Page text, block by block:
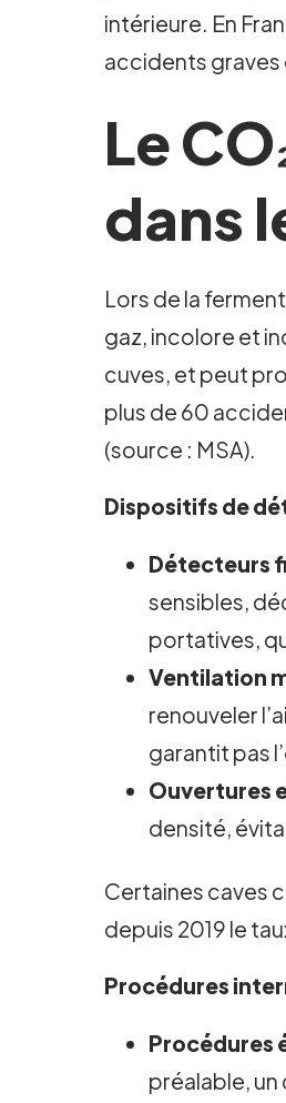
intérieure. En
accidents graves
Le
dans
Lors de la
gaz, incolore et
cuves, et peut
plus de 60
(source : MSA).
Dispositifs de
Détecteurs
sensibles,
portatives,
Ventilation
renouveler
garantit pas
Ouvertures
densité,
Certaines caves
depuis 2019 le
Procédures
Procédures
préalable, un